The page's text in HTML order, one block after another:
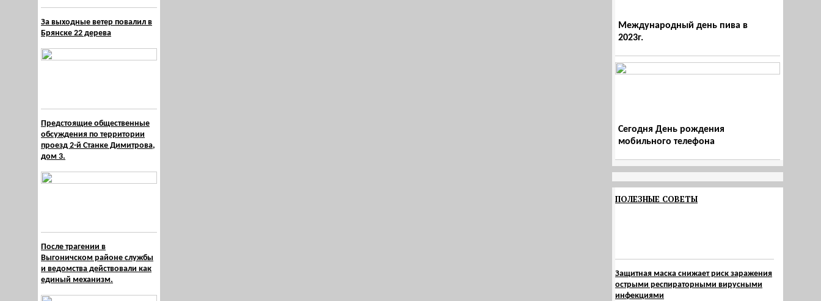
За выходные ветер повалил в
Брянске 22 дерева
Предстоящие общественные
обсуждения по территории
проезд 2-й Станке Димитрова,
дом 3.
После трагении в
Выгоничском районе службы
и ведомства действовали как
единый механизм.
Международный день пива в
2023г.
Сегодня День рождения
мобильного телефона
ПОЛЕЗНЫЕ СОВЕТЫ
Защитная маска снижает риск заражения
острыми респираторными вирусными
инфекциями